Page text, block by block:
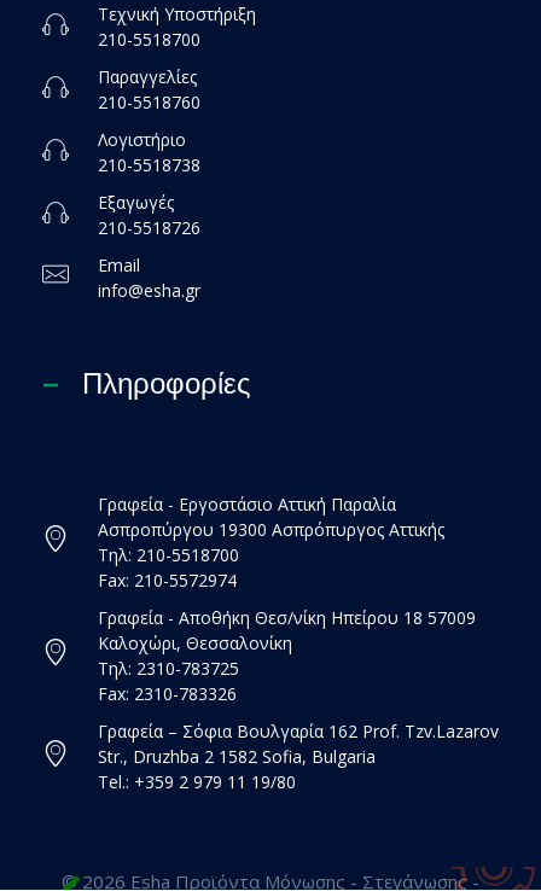
Τεχνική Υποστήριξη
210-5518700
Παραγγελίες
210-5518760
Λογιστήριο
210-5518738
Εξαγωγές
210-5518726
Email
info@esha.gr
Πληροφορίες
Γραφεία - Εργοστάσιο Αττική Παραλία
Ασπροπύργου 19300 Ασπρόπυργος Αττικής
Τηλ: 210-5518700
Fax: 210-5572974
Γραφεία - Αποθήκη Θεσ/νίκη Ηπείρου 18 57009
Καλοχώρι, Θεσσαλονίκη
Τηλ: 2310-783725
Fax: 2310-783326
Γραφεία – Σόφια Βουλγαρία 162 Prof. Tzv.Lazarov
Str., Druzhba 2 1582 Sofia, Bulgaria
Tel.: +359 2 979 11 19/80
© 2026 Esha Προϊόντα Μόνωσης - Στεγάνωσης -